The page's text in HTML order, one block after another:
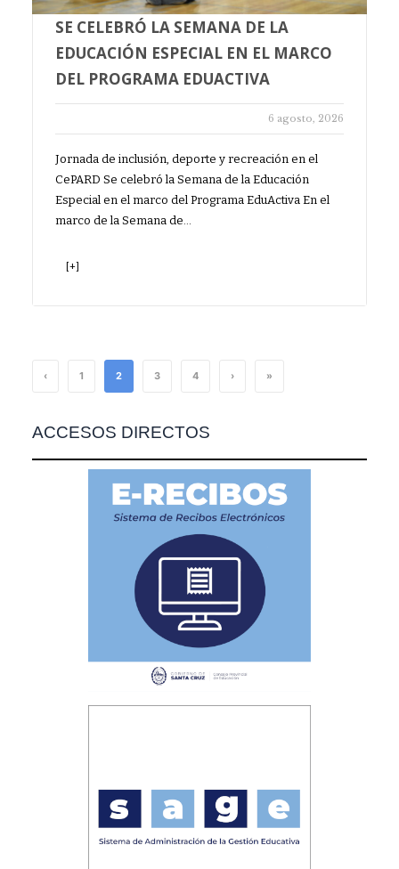
SE CELEBRÓ LA SEMANA DE LA
EDUCACIÓN ESPECIAL EN EL MARCO
DEL PROGRAMA EDUACTIVA
6 agosto, 2026
Jornada de inclusión, deporte y recreación en el
CePARD Se celebró la Semana de la Educación
Especial en el marco del Programa EduActiva En el
marco de la Semana de…
[+]
‹ 1 2 3 4 › »
ACCESOS DIRECTOS